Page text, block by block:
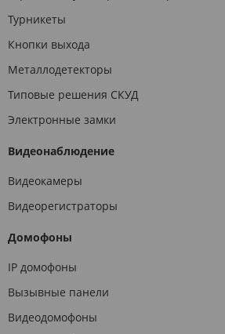
Турникеты
Кнопки выхода
Металлодетекторы
Типовые решения СКУД
Электронные замки
Видеонаблюдение
Видеокамеры
Видеорегистраторы
Домофоны
IP домофоны
Вызывные панели
Видеодомофоны